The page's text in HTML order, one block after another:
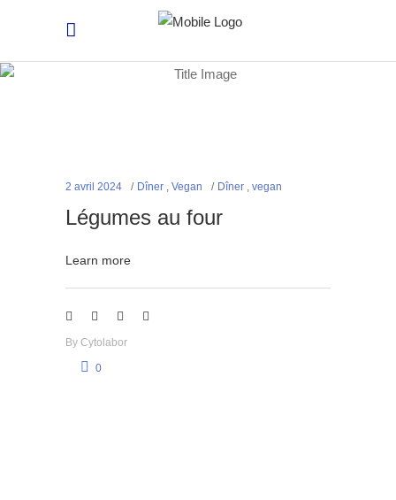
2 avril 2024 Dîner , Vegan Dîner , vegan
Légumes au four
Learn more
By Cytolabor
0